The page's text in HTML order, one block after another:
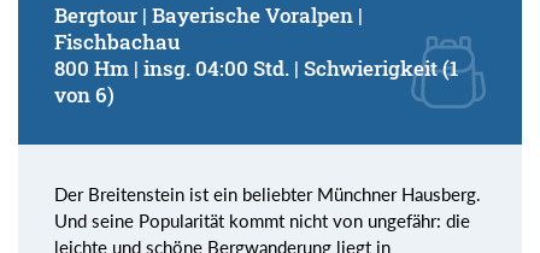
Bergtour | Bayerische Voralpen |
Fischbachau
800 Hm | insg. 04:00 Std. | Schwierigkeit (1
von 6)
Der Breitenstein ist ein beliebter Münchner Hausberg.
Und seine Popularität kommt nicht von ungefähr: die
leichte und schöne Bergwanderung liegt in